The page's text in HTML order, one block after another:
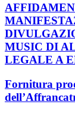
MUSIC DI
LEGALE A
Fornitura